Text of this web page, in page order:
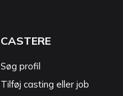
CASTERE
Søg profil
Tilføj casting eller job